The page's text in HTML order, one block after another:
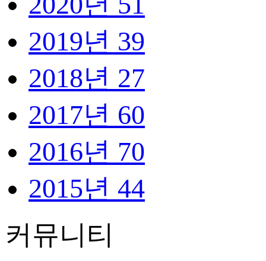
2019년 39
2018년 27
2017년 60
2016년 70
2015년 44
커뮤니티